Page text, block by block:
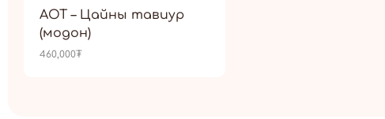
AOT – Цайны тавиур
(модон)
460,000₮